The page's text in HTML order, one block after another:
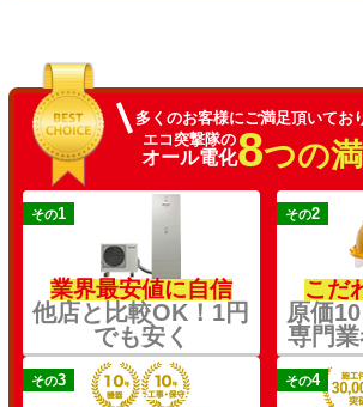
多くのお客様にご満足頂いてお
エコ突撃隊の
オール電化8つの
その1
業界最安値に自信
他店と比較OK！1円
でも安く
その2
こだ
原価
専門
その3 その4